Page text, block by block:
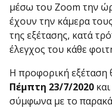
μέσω του Zoom την
έχουν την κάμερα
της εξέτασης, κατά
έλεγχος του κάθε
Η προφορική εξέταση
Πέμπτη 23/7/2020
σύμφωνα με το